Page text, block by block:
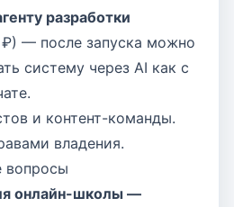
разработки
— после запуска можно
систему через AI как с
и контент-команды.
владения.
вопросы
онлайн-школы —